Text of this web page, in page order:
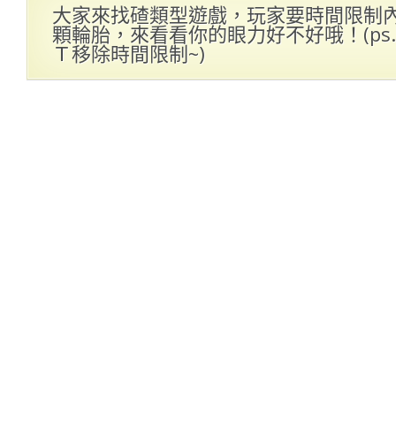
大家來找碴類型遊戲，玩家要時間限制
顆輪胎，來看看你的眼力好不好哦！
Ｔ移除時間限制~)